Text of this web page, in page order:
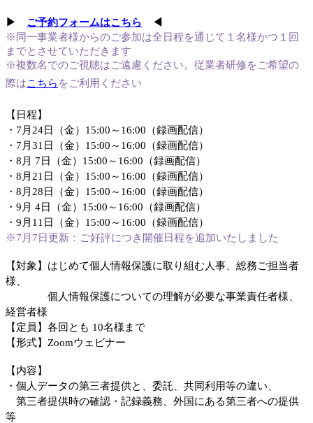
▶ ご予約フォームはこちら
◀
※同一事業者様からのご参加は全日程を通じて１名様かつ １回
までとさせていただきます
※複数名でのご視聴はご遠慮ください。 従業者研修をご希望の
際はこちら をご利用ください
【日程】
・ 7月 24日（金）15:00～16:00（録画配信）
・ 7月31 日（金）15:00～16:00（録画配信）
・8 月 7日（金）15:00～16:00（録画配信）
・ 8月21日（金）15:00～16:00（録画配信）
・ 8月28日（金）15:00～16:00（録画配信）
・ 9月 4日（金）15:00～16:00（録画配信）
・ 9月11日（金）15:00～16:00（録画配信）
※7 月7日更新：ご好評につき開催日程を追加いたしました
【対象】はじめて個人情報保護に取り組む人事、総務ご担当者
様、
個人情報保護についての理解が必要な事業責任者様、
経営者様
【定員】各回とも 10名様まで
【形式】Zoomウェビナー
【内容】
・個人データの第三者提供と、委託、共同利用等の違い、
第三者提供時の確認・記録義務、外国にある第三者への提供
等